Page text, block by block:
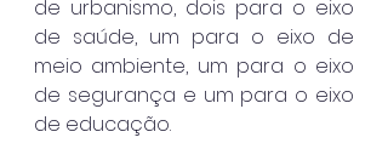
de urbanismo, dois para o eixo
de saúde, um para o eixo de
meio ambiente, um para o eixo
de segurança e um para o eixo
de educação.